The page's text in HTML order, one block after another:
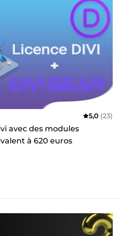
5,0 (23)
avec des modules
à 620 euros